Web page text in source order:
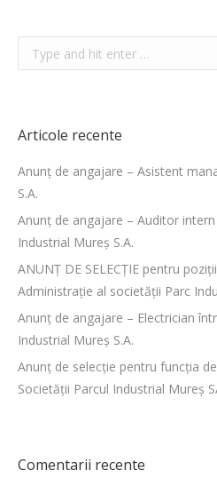
Search:
Articole recente
Anunț de angajare – Asistent
S.A.
Anunț de angajare – Auditor
Industrial Mureș S.A.
ANUNȚ DE SELECȚIE pentru
Administrație al societății Parc
Anunț de angajare – Electrician
Industrial Mureș S.A.
Anunț de selecție pentru funcția
Societății Parcul Industrial Mureș
Comentarii recente